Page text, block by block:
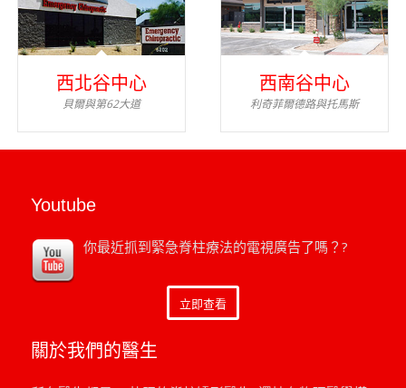
西北谷中心
貝爾與第62大道
西南谷中心
利奇菲爾德路與托馬斯
Youtube
你最近抓到緊急脊柱療法的電視廣告了嗎？?
立即查看
關於我們的醫生